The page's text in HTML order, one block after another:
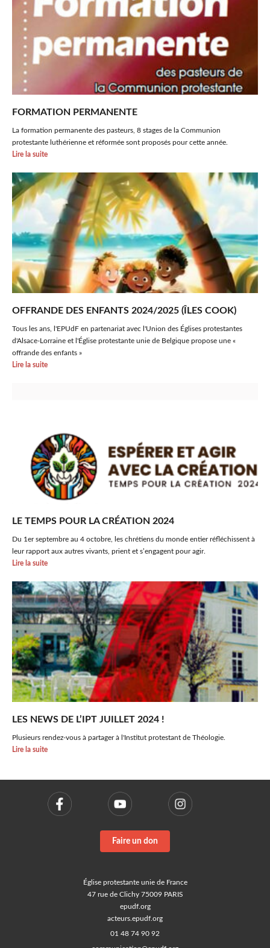
FORMATION PERMANENTE
La formation permanente des pasteurs, 8 stages de la Communion
protestante luthérienne et réformée sont proposés pour cette année.
Lire la suite
OFFRANDE DES ENFANTS 2024/2025 (ÎLES COOK)
Tous les ans, l'EPUdF en partenariat avec l'Union des Églises protestantes
d'Alsace-Lorraine et l'Église protestante unie de Belgique propose une «
offrande des enfants »
Lire la suite
LE TEMPS POUR LA CRÉATION 2024
Du 1er septembre au 4 octobre, les chrétiens du monde entier réfléchissent à
leur rapport aux autres vivants, prient et s’engagent pour agir.
Lire la suite
LES NEWS DE L’IPT JUILLET 2024 !
Plusieurs rendez-vous à partager à l'Institut protestant de Théologie.
Lire la suite
Faire un don
Église protestante unie de France
47 rue de Clichy 75009 PARIS
epudf.org
acteurs.epudf.org
01 48 74 90 92